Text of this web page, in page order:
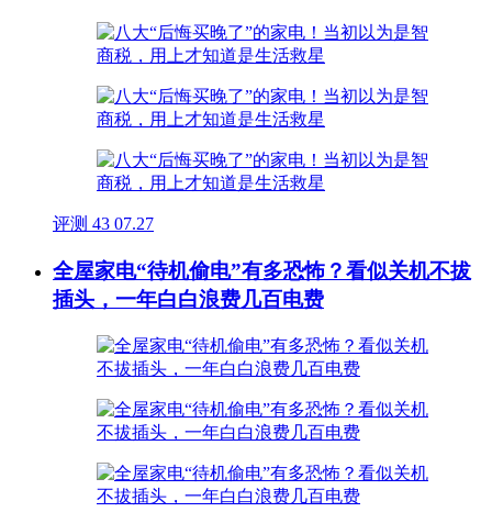
评测 43 07.27
全屋家电“待机偷电”有多恐怖？看似关机不拔
插头，一年白白浪费几百电费